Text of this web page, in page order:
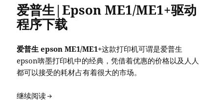
爱普生|Epson ME1/ME1+驱动
程序下载
爱普生 epson ME1/ME1+这款打印机可谓是爱普生
epson喯墨打印机中的经典，凭借着优惠的价格以及人人
都可以接受的耗材占有着很大的市场。
继续阅读爱普生|Epson ME1/ME1+驱动程序下载